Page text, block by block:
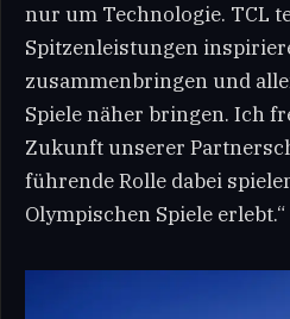
nur um Technologie. TCL
Spitzenleistungen
zusammenbringen und
Spiele näher bringen. Ich
Zukunft unserer
führende Rolle dabei
Olympischen Spiele erlebt.“